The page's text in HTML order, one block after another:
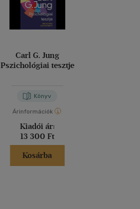
Carl G. Jung
Pszichológiai tesztje
Könyv
Árinformációk
Kiadói ár:
13 300 Ft
Kosárba